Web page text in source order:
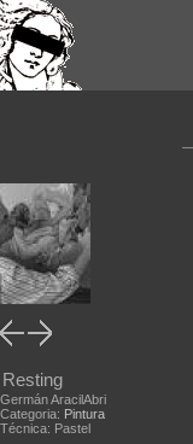
Resting
Germán AracilAbri
Categoria: Pintura
Técnica: Pastel